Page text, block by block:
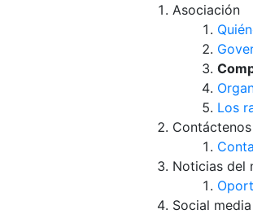
Asociación
Los
Contáctenos
Noticias del
Social media